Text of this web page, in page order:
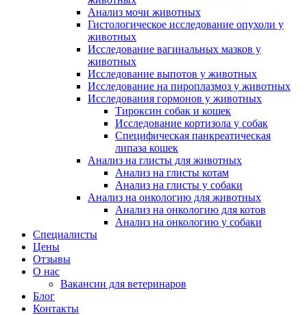
Анализ мочи животных
Гистологическое исследование опухоли у
животных
Исследование вагинальных мазков у
животных
Исследование выпотов у животных
Исследование на пироплазмоз у животных
Исследования гормонов у животных
Тироксин собак и кошек
Исследование кортизола у собак
Специфическая панкреатическая
липаза кошек
Анализ на глисты для животных
Анализ на глисты котам
Анализ на глисты у собаки
Анализ на онкологию для животных
Анализ на онкологию для котов
Анализ на онкологию у собаки
Специалисты
Цены
Отзывы
О нас
Вакансии для ветеринаров
Блог
Контакты